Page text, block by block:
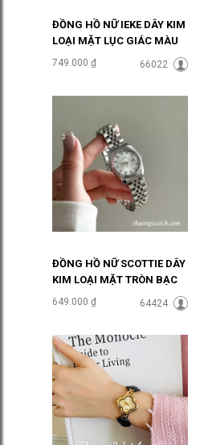
ĐỒNG HỒ NỮ IEKE DÂY KIM
LOẠI MẶT LỤC GIÁC MÀU
XÁM ĐHĐ48502
749.000 ₫ 66022
ĐỒNG HỒ NỮ SCOTTIE DÂY
KIM LOẠI MẶT TRÒN BẠC
SANG CHẢNH ĐHĐ46905
649.000 ₫ 64424